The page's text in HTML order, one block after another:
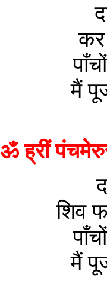
मैं
ॐ ह्रीं
शिव
मैं